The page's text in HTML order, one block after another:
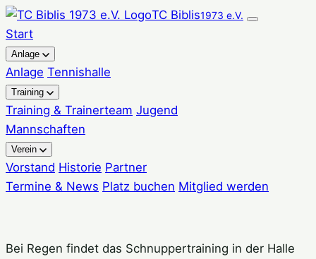
Zum
Inhalt
springen
TC Biblis1973 e.V.
Start
Anlage
Anlage Tennishalle
Training
Training & Trainerteam Jugend
Mannschaften
Verein
Vorstand Historie Partner
Termine & News Platz buchen Mitglied werden
Bei Regen findet das Schnuppertraining in der Halle